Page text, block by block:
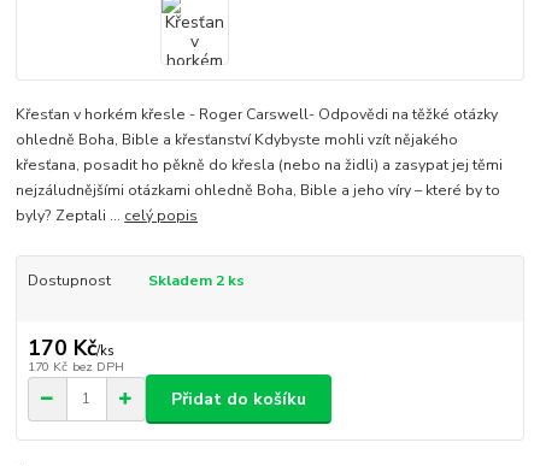
Křesťan v horkém křesle - Roger Carswell- Odpovědi na těžké otázky
ohledně Boha, Bible a křesťanství Kdybyste mohli vzít nějakého
křesťana, posadit ho pěkně do křesla (nebo na židli) a zasypat jej těmi
nejzáludnějšími otázkami ohledně Boha, Bible a jeho víry – které by to
byly? Zeptali ... celý popis
Dostupnost Skladem 2 ks
170 Kč/ks
170 Kč bez DPH
Přidat do košíku